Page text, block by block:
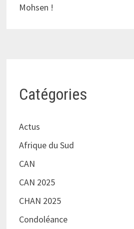
Mohsen !
Catégories
Actus
Afrique du Sud
CAN
CAN 2025
CHAN 2025
Condoléance